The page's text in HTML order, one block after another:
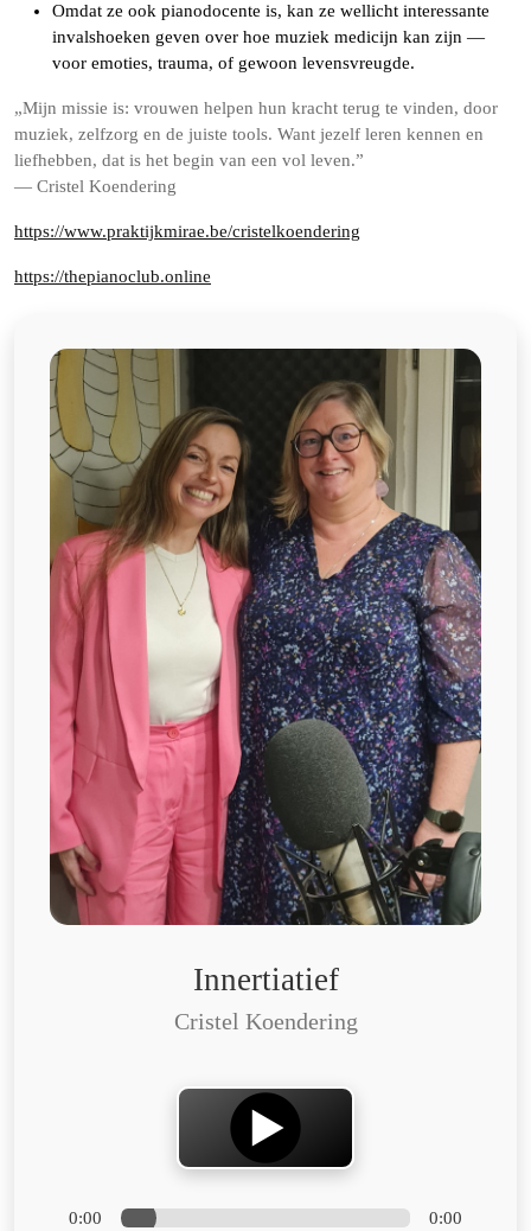
Omdat ze ook pianodocente is, kan ze wellicht interessante
invalshoeken geven over hoe muziek medicijn kan zijn —
voor emoties, trauma, of gewoon levensvreugde.
„Mijn missie is: vrouwen helpen hun kracht terug te vinden, door
muziek, zelfzorg en de juiste tools. Want jezelf leren kennen en
liefhebben, dat is het begin van een vol leven.”
— Cristel Koendering
https://www.praktijkmirae.be/cristelkoendering
https://thepianoclub.online
Innertiatief
Cristel Koendering
0:00 0:00